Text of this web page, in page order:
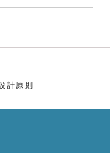
計原則